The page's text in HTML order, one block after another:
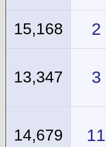
2
15,168
3
13,347
11
14,679